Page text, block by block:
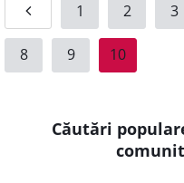
1 2 3
8 9 10
Căutări